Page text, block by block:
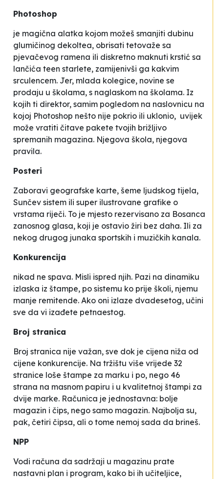
Photoshop
je magična alatka kojom možeš smanjiti dubinu
glumičinog dekoltea, obrisati tetovaže sa
pjevačevog ramena ili diskretno maknuti krstić sa
lančića teen starlete, zamijenivši ga kakvim
srculencem. Jer, mlada kolegice, novine se
prodaju u školama, s naglaskom na školama. Iz
kojih ti direktor, samim pogledom na naslovnicu na
kojoj Photoshop nešto nije pokrio ili uklonio, uvijek
može vratiti čitave pakete tvojih brižljivo
spremanih magazina. Njegova škola, njegova
pravila.
Posteri
Zaboravi geografske karte, šeme ljudskog tijela,
Sunčev sistem ili super ilustrovane grafike o
vrstama riječi. To je mjesto rezervisano za Bosanca
zanosnog glasa, koji je ostavio žiri bez daha. Ili za
nekog drugog junaka sportskih i muzičkih kanala.
Konkurencija
nikad ne spava. Misli ispred njih. Pazi na dinamiku
izlaska iz štampe, po sistemu ko prije školi, njemu
manje remitende. Ako oni izlaze dvadesetog, učini
sve da vi izađete petnaestog.
Broj stranica
Broj stranica nije važan, sve dok je cijena niža od
cijene konkurencije. Na tržištu više vrijede 32
stranice loše štampe za marku i po, nego 46
strana na masnom papiru i u kvalitetnoj štampi za
dvije marke. Računica je jednostavna: bolje
magazin i čips, nego samo magazin. Najbolja su,
pak, četiri čipsa, ali o tome nemoj sada da brineš.
NPP
Vodi računa da sadržaji u magazinu prate
nastavni plan i program, kako bi ih učiteljice,